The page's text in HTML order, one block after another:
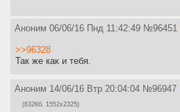
Аноним 06/06/16 Пнд 11:42:49 №96451
>>96328
Так же как и тебя.
Аноним 14/06/16 Втр 20:04:04 №96947
(632Кб, 1552x2325)